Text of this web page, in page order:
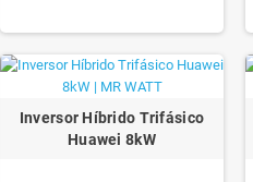
Inversor Híbrido Trifásico
Huawei 8kW